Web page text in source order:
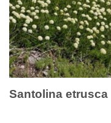
Santolina etrusca